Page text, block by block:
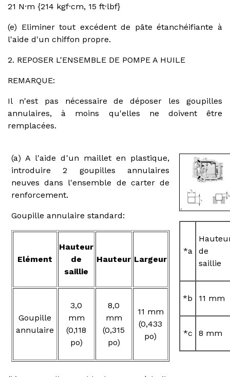
21 N·m {214 kgf·cm, 15 ft·lbf}
(e) Eliminer tout excédent de pâte étanchéifiante à
l'aide d'un chiffon propre.
2. REPOSER L'ENSEMBLE DE POMPE A HUILE
REMARQUE:
Il n'est pas nécessaire de déposer les goupilles
annulaires, à moins qu'elles ne doivent être
remplacées.
(a) A l'aide d'un maillet en plastique,
introduire 2 goupilles annulaires
neuves dans l'ensemble de carter de
renforcement.
Goupille annulaire standard:
Elément
Hauteur
de
saillie
Hauteur Largeur
Goupille
annulaire
3,0
mm
(0,118
po)
8,0
mm
(0,315
po)
11 mm
(0,433
po)
*a
de
saillie
*b 11 mm
*c 8 mm